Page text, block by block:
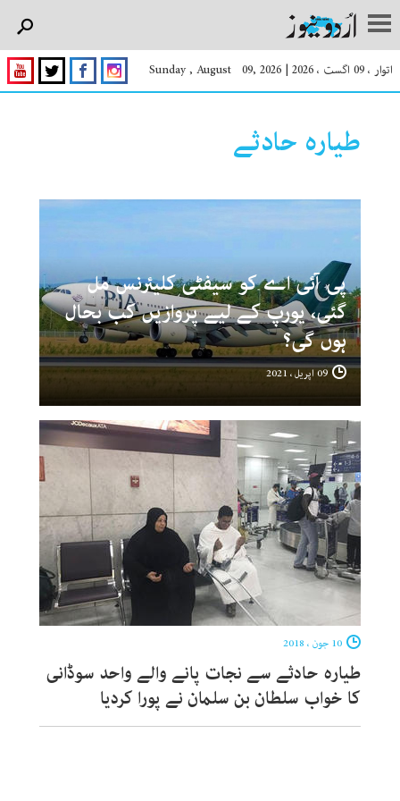
اتوار ، 09 اگست ، 2026 |
Sunday , August 09, 2026
طیارہ حادثے
پی آئی اے کو سیفٹی کلیئرنس مل
گئی، یورپ کے لیے پروازیں کب بحال
ہوں گی؟
09 اپریل ، 2021
طیارہ حادثے سے نجات پانے والے واحد سوڈانی
کا خواب سلطان بن سلمان نے پورا کردیا